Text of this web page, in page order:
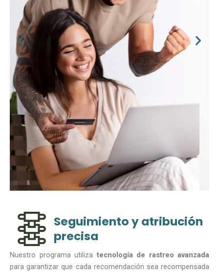
Seguimiento y atribución
precisa
Nuestro programa utiliza tecnología de rastreo avanzada
para garantizar que cada recomendación sea recompensada